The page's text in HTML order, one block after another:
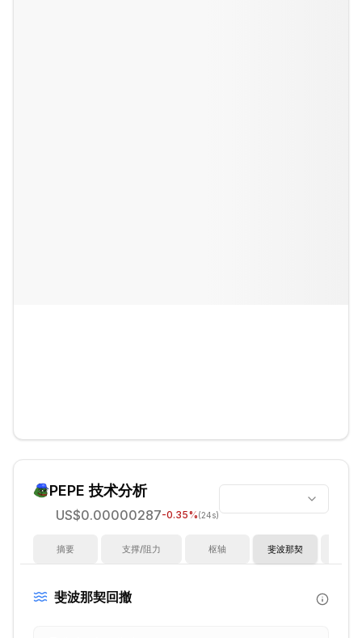
PEPE 技术分析
US$0.00000287-0.35%(24s)
摘要 支撑/阻力 枢轴 斐波那契
斐波那契回撤